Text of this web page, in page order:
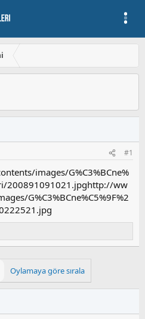
#1
images/G%C3%BCne%
200891091021.jpghttp://ww
G%C3%BCne%C5%9F%2
Oylamaya göre sırala